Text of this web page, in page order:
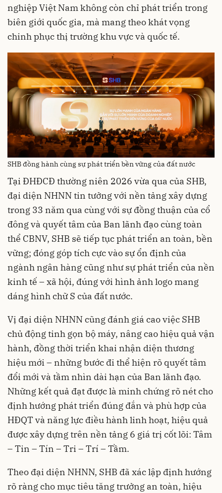
nghiệp Việt Nam không còn chỉ phát triển trong
biên giới quốc gia, mà mang theo khát vọng
chinh phục thị trường khu vực và quốc tế.
SHB đồng hành cùng sự phát triển bền vững của đất nước
Tại ĐHĐCĐ thường niên 2026 vừa qua của SHB,
đại diện NHNN tin tưởng với nền tảng xây dựng
trong 33 năm qua cùng với sự đồng thuận của cổ
đông và quyết tâm của Ban lãnh đạo cùng toàn
thể CBNV, SHB sẽ tiếp tục phát triển an toàn, bền
vững; đóng góp tích cực vào sự ổn định của
ngành ngân hàng cũng như sự phát triển của nền
kinh tế – xã hội, đúng với hình ảnh logo mang
dáng hình chữ S của đất nước.
Vị đại diện NHNN cũng đánh giá cao việc SHB
chủ động tinh gọn bộ máy, nâng cao hiệu quả vận
hành, đồng thời triển khai nhận diện thương
hiệu mới – những bước đi thể hiện rõ quyết tâm
đổi mới và tầm nhìn dài hạn của Ban lãnh đạo.
Những kết quả đạt được là minh chứng rõ nét cho
định hướng phát triển đúng đắn và phù hợp của
HĐQT và năng lực điều hành linh hoạt, hiệu quả
được xây dựng trên nền tảng 6 giá trị cốt lõi: Tâm
– Tin – Tín – Tri – Trí – Tầm.
Theo đại diện NHNN, SHB đã xác lập định hướng
rõ ràng cho mục tiêu tăng trưởng an toàn, hiệu